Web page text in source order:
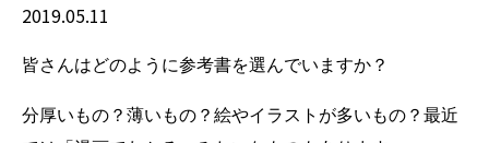
2019.05.11
皆さんはどのように参考書を選んでいますか？
分厚いもの？薄いもの？絵やイラストが多いもの？最近